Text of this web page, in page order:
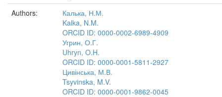
Authors:
Калька, Н.М.
Kalka, N.M.
ORCID ID: 0000-0002-6989-4909
Угрин, О.Г.
Uhryn, O.H.
ORCID ID: 0000-0001-5811-2927
Цивінська, М.В.
Tsyvinska, M.V.
ORCID ID: 0000-0001-9862-0045